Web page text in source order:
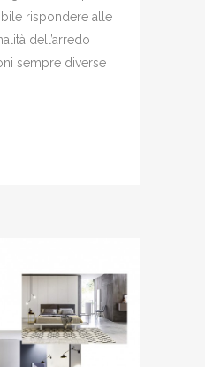
rispondere alle
dell’arredo
sempre diverse